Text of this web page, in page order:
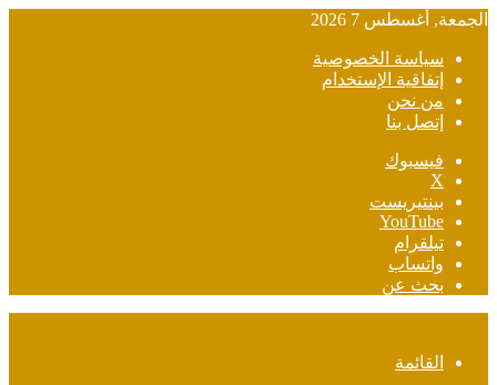
الجمعة, أغسطس 7 2026
سياسة الخصوصية
إتفاقية الإستخدام
من نحن
إتصل بنا
فيسبوك
‫X
بينتيريست
‫YouTube
تيلقرام
واتساب
بحث عن
القائمة